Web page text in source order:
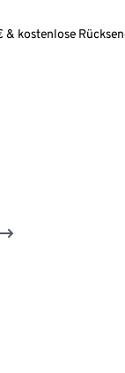
& kostenlose